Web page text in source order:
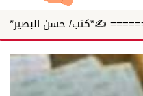
حسن البصير*